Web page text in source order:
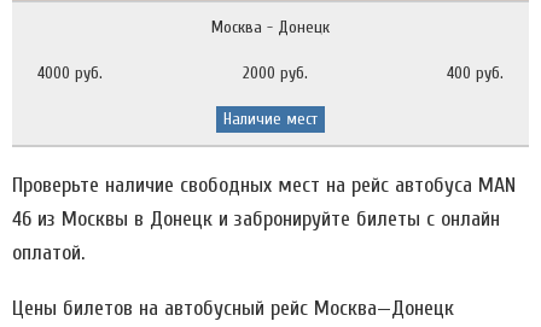
Москва - Донецк
4000 руб. 2000 руб. 400 руб.
Наличие мест
Проверьте наличие свободных мест на рейс автобуса MAN
46 из Москвы в Донецк и забронируйте билеты с онлайн
оплатой.
Цены билетов на автобусный рейс Москва—Донецк